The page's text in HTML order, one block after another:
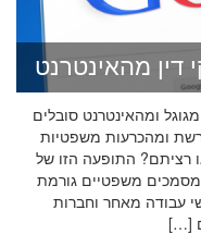
מהאינטרנט
ומהאינטרנט סובלים
ומהכרעות משפטיות
התופעה הזו של
משפטיים גורמת
מאחר וחברות